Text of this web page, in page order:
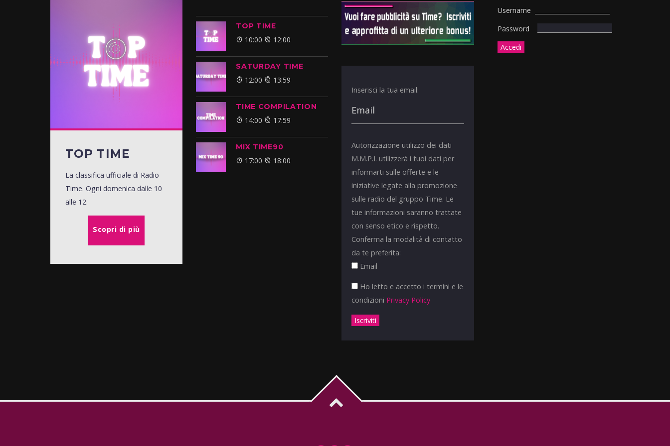
TOP TIME
La classifica ufficiale di Radio
Time. Ogni domenica dalle 10
alle 12.
Scopri di più
TOP TIME
10:00 12:00
SATURDAY TIME
12:00 13:59
TIME COMPILATION
14:00 17:59
MIX TIME90
17:00 18:00
Inserisci la tua email:
Autorizzazione utilizzo dei dati
M.M.P.I. utilizzerà i tuoi dati per
informarti sulle offerte e le
iniziative legate alla promozione
sulle radio del gruppo Time. Le
tue informazioni saranno trattate
con senso etico e rispetto.
Conferma la modalità di contatto
da te preferita:
Email
Ho letto e accetto i termini e le
condizioni Privacy Policy
Username
Password